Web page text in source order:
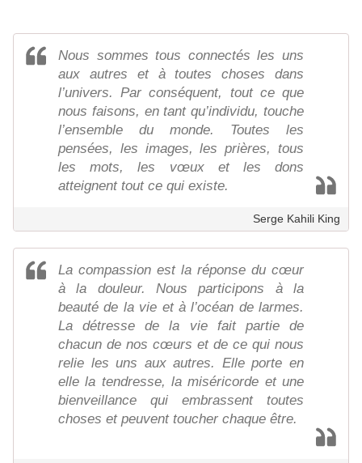
Nous sommes tous connectés les uns
aux autres et à toutes choses dans
l’univers. Par conséquent, tout ce que
nous faisons, en tant qu’individu, touche
l’ensemble du monde. Toutes les
pensées, les images, les prières, tous
les mots, les vœux et les dons
atteignent tout ce qui existe.
Serge Kahili King
La compassion est la réponse du cœur
à la douleur. Nous participons à la
beauté de la vie et à l’océan de larmes.
La détresse de la vie fait partie de
chacun de nos cœurs et de ce qui nous
relie les uns aux autres. Elle porte en
elle la tendresse, la miséricorde et une
bienveillance qui embrassent toutes
choses et peuvent toucher chaque être.